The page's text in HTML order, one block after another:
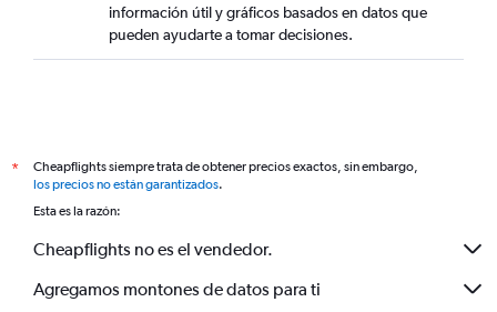
información útil y gráficos basados en datos que
pueden ayudarte a tomar decisiones.
*
Cheapflights siempre trata de obtener precios exactos, sin embargo,
los precios no están garantizados.
Esta es la razón:
Cheapflights no es el vendedor.
Agregamos montones de datos para ti